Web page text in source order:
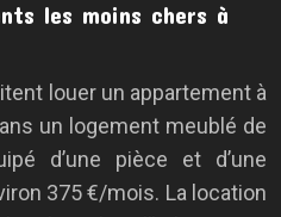
les moins chers à
louer un appartement à
un logement meublé de
d’une pièce et d’une
375 €/mois. La location